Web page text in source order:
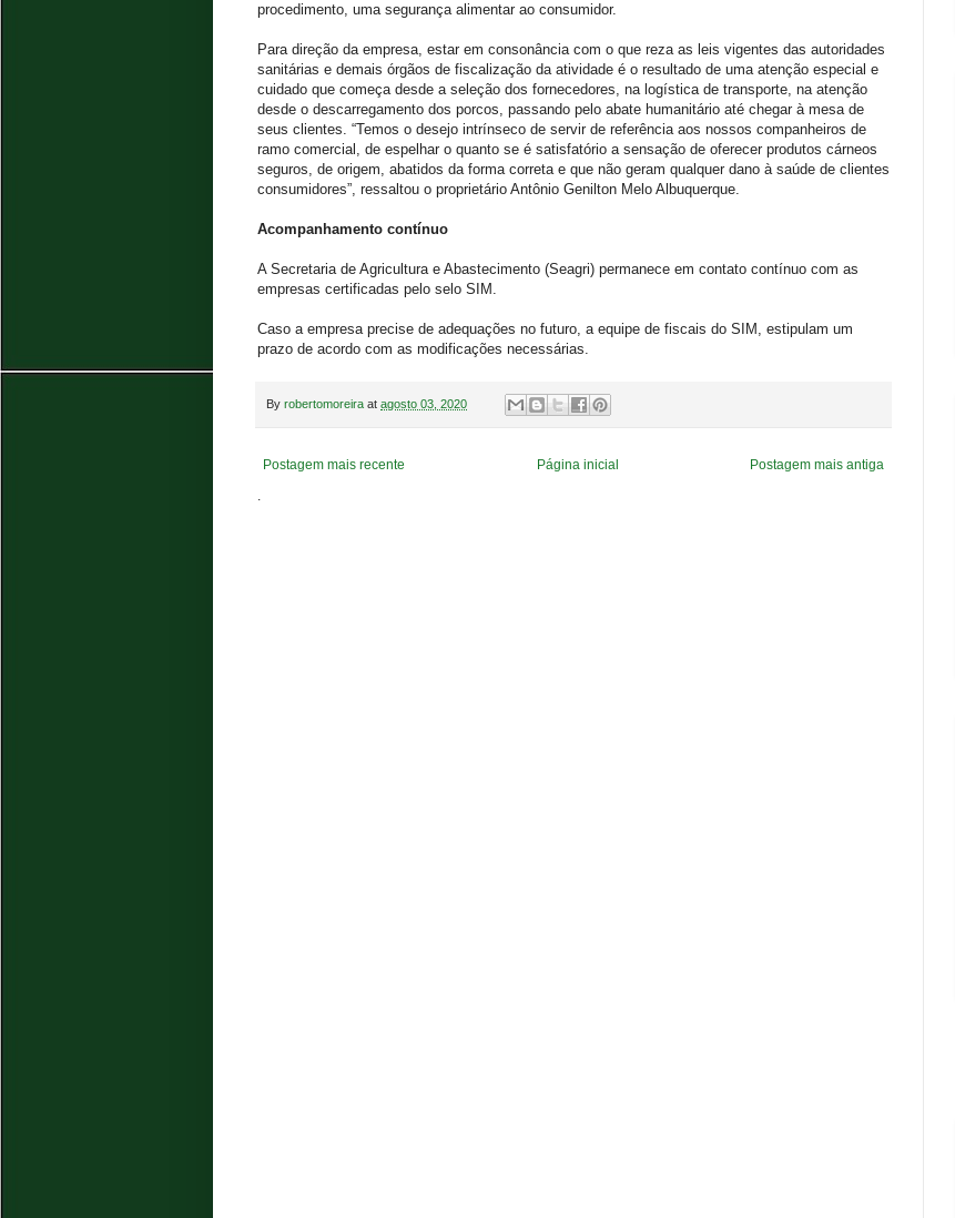
procedimento, uma segurança alimentar ao consumidor.
Para direção da empresa, estar em consonância com o que reza as leis vigentes das autoridades
sanitárias e demais órgãos de fiscalização da atividade é o resultado de uma atenção especial e
cuidado que começa desde a seleção dos fornecedores, na logística de transporte, na atenção
desde o descarregamento dos porcos, passando pelo abate humanitário até chegar à mesa de
seus clientes. “Temos o desejo intrínseco de servir de referência aos nossos companheiros de
ramo comercial, de espelhar o quanto se é satisfatório a sensação de oferecer produtos cárneos
seguros, de origem, abatidos da forma correta e que não geram qualquer dano à saúde de clientes
consumidores”, ressaltou o proprietário Antônio Genilton Melo Albuquerque.
Acompanhamento contínuo
A Secretaria de Agricultura e Abastecimento (Seagri) permanece em contato contínuo com as
empresas certificadas pelo selo SIM.
Caso a empresa precise de adequações no futuro, a equipe de fiscais do SIM, estipulam um
prazo de acordo com as modificações necessárias.
By robertomoreira at agosto 03, 2020
Postagem mais recente Postagem mais antiga
Página inicial
.